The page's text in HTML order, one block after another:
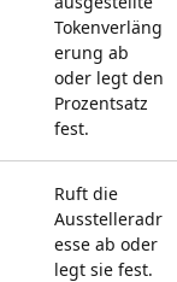
Tokenverläng
erung ab
oder legt den
Prozentsatz
fest.
Ruft die
Ausstelleradr
esse ab oder
legt sie fest.